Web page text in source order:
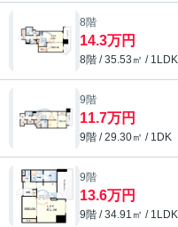
8階
14.3万円
8階 / 35.53㎡ / 1LDK
9階
11.7万円
9階 / 29.30㎡ / 1DK
9階
13.6万円
9階 / 34.91㎡ / 1LDK